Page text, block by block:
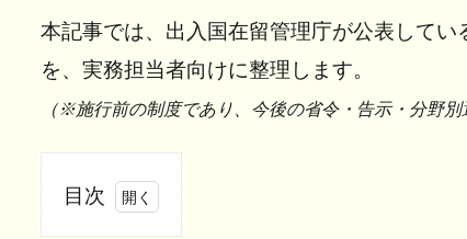
本記事では、出入国在留管理庁が公表して
を、実務担当者向けに整理します。
（※施行前の制度であり、今後の省令・告示・分野
目次
1